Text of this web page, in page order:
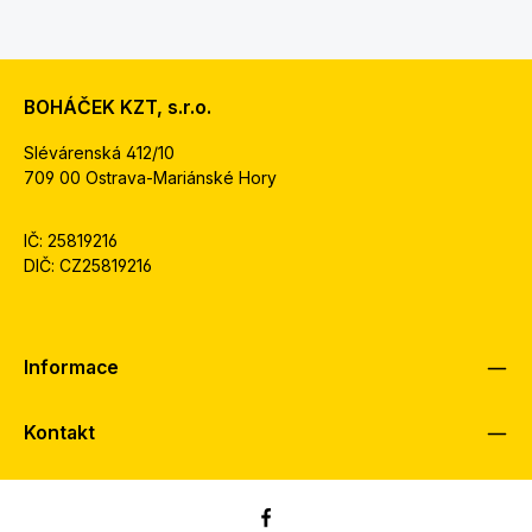
BOHÁČEK KZT, s.r.o.
Slévárenská 412/10
709 00 Ostrava-Mariánské Hory
IČ: 25819216
DIČ: CZ25819216
Informace
Kontakt